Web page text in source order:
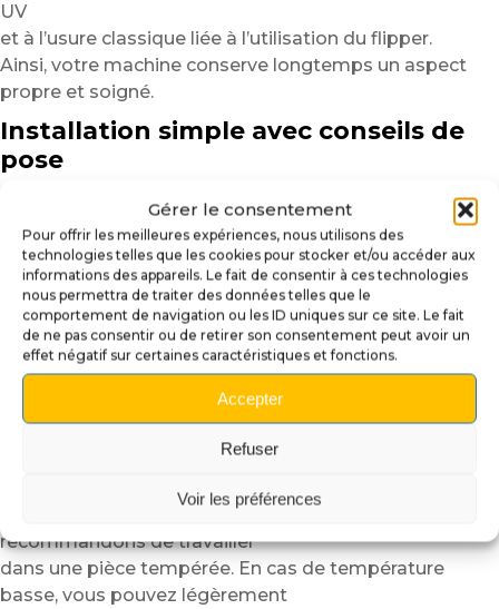
Gérer le consentement
Pour offrir les meilleures expériences, nous utilisons des
technologies telles que les cookies pour stocker et/ou accéder aux
informations des appareils. Le fait de consentir à ces technologies
nous permettra de traiter des données telles que le
comportement de navigation ou les ID uniques sur ce site. Le fait
de ne pas consentir ou de retirer son consentement peut avoir un
effet négatif sur certaines caractéristiques et fonctions.
Accepter
Refuser
Voir les préférences
UV
et à l’usure classique liée à l’utilisation du flipper.
Ainsi, votre machine conserve longtemps un aspect
propre et soigné.
Installation simple avec conseils de
pose
Avant l’installation, nettoyez soigneusement la surface
afin d’éliminer
les poussières, traces grasses ou résidus pouvant
affecter l’adhérence.
Une surface propre garantit un rendu plus uniforme et
durable.
Positionnez ensuite le cache insider à sec afin de
Grâce à sa structure semi-rigide, le plexiglass
autocollant reste plus simple
Pour faciliter encore davantage la pose, nous
recommandons de travailler
dans une pièce tempérée. En cas de température
basse, vous pouvez légèrement